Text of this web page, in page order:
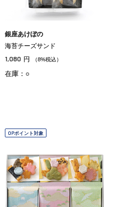
銀座あけぼの
海苔チーズサンド
1,080 円 （8%税込）
在庫：○
OPポイント対象